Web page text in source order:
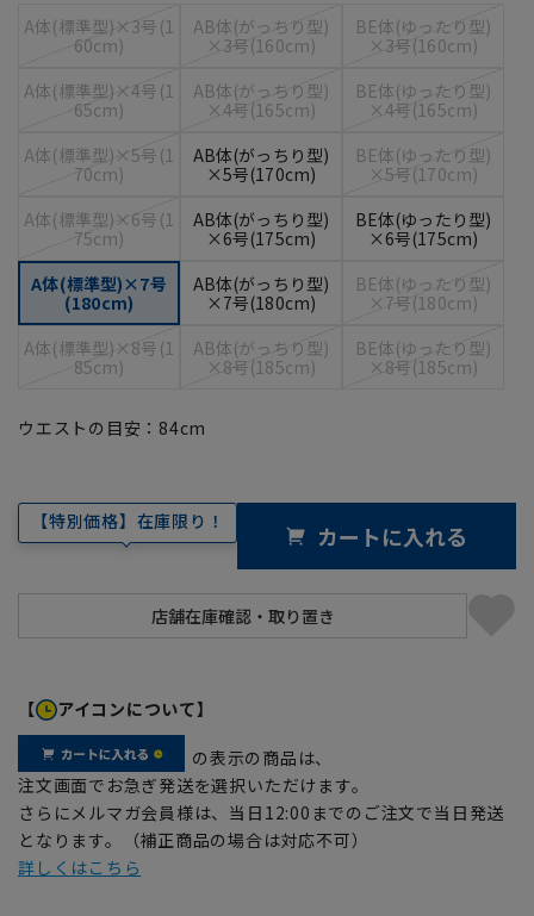
A体(標準型)×3号(1
60cm)
AB体(がっちり型)
×3号(160cm)
BE体(ゆったり型)
×3号(160cm)
A体(標準型)×4号(1
65cm)
AB体(がっちり型)
×4号(165cm)
BE体(ゆったり型)
×4号(165cm)
A体(標準型)×5号(1
70cm)
AB体(がっちり型)
×5号(170cm)
BE体(ゆったり型)
×5号(170cm)
A体(標準型)×6号(1
75cm)
AB体(がっちり型)
×6号(175cm)
BE体(ゆったり型)
×6号(175cm)
A体(標準型)×7号
(180cm)
AB体(がっちり型)
×7号(180cm)
BE体(ゆったり型)
×7号(180cm)
A体(標準型)×8号(1
85cm)
AB体(がっちり型)
×8号(185cm)
BE体(ゆったり型)
×8号(185cm)
ウエストの目安： 84cm
【特別価格】在庫限り！ カートに入れる
【 アイコンについて】
の表示の商品は、
注文画面でお急ぎ発送を選択いただけます。
さらにメルマガ会員様は、当日12:00までのご注文で当日発送
となります。（補正商品の場合は対応不可）
詳しくはこちら